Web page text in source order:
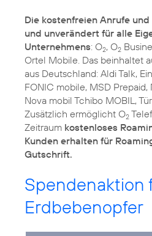
Die kostenfreien Anrufe
und unverändert für alle
Unternehmens: O2, O2
Ortel Mobile. Das beinhaltet
aus Deutschland: Aldi Talk,
FONIC mobile, MSD
Nova mobil Tchibo MOBIL,
Zusätzlich ermöglicht O2
Zeitraum kostenloses
Kunden erhalten für
Gutschrift.
Spendenaktion
Erdbebenopfer